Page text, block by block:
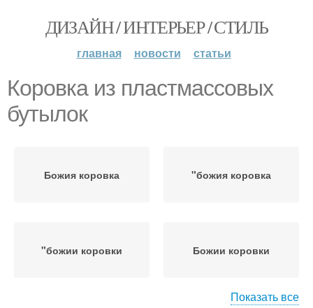
ДИЗАЙН / ИНТЕРЬЕР / СТИЛЬ
главная новости статьи
Коровка из пластмассовых
бутылок
Божия коровка "божия коровка
"божии коровки Божии коровки
Показать все